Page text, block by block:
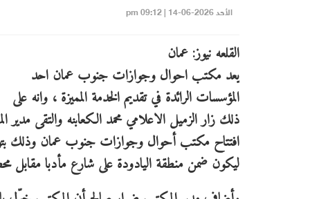
الأحد 2026-06-14 | 09:12 pm
القلعه نيوز: عمان
يعد مكتب احوال وجوازات جنوب عمان احد
المؤسسات الرائدة في تقديم الخدمة المميزة ، وانه على
ذلك زار الزميل الاعلامي محمد الكعابنه والتقى
افتتاح مكتب أحوال وجوازات جنوب عمان وذلك
ليكون ضمن منطقة اليادودة على شارع مأدبا